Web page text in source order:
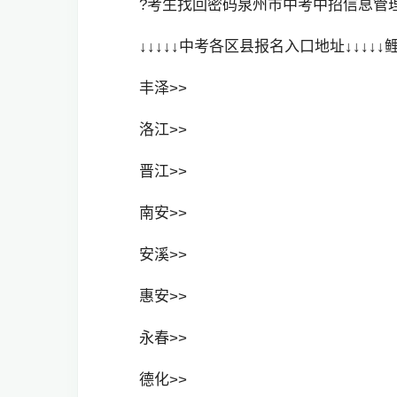
?考生找回密码泉州市中考中招信息管
↓↓↓↓↓中考各区县报名入口地址↓↓↓↓↓
丰泽>>
洛江>>
晋江>>
南安>>
安溪>>
惠安>>
永春>>
德化>>